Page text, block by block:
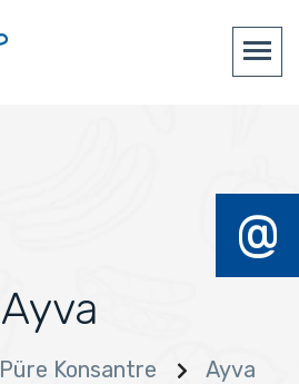
@
Ayva
Püre Konsantre Ayva